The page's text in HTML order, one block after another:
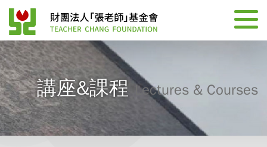
講座&課程 Lectures & Courses